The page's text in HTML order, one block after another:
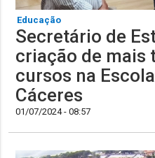
Educação
Secretário de
criação de mais
cursos na
Cáceres
01/07/2024 - 08:57